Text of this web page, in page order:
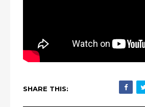
SHARE THIS: